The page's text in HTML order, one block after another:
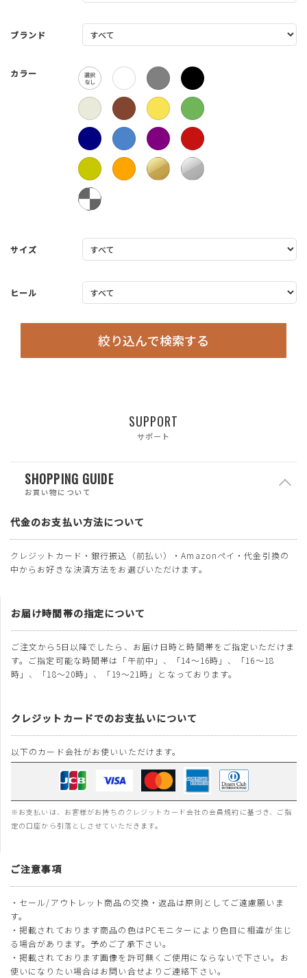
ブランド
カラー
サイズ
ヒール
絞り込んで検索する
SUPPORT
サポート
SHOPPING GUIDE
お買い物について
代金のお支払い方法について
クレジットカード・銀行振込（前払い）・Amazonペイ・代金引換の
中からお好きな決済方法をお選びいただけます。
お届け時間帯の指定について
ご注文から5日以降でしたら、お届け日時と時間帯をご指定いただけま
す。ご指定可能な時間帯は「午前中」、「14～16時」、「16～18
時」、「18～20時」、「19～21時」となっております。
クレジットカードでのお支払いについて
以下のカード会社がお使いいただけます。
※お支払いは、お客様がお持ちのクレジットカード会社の会員規約に基づき、ご指
定の口座から引落としさせていただきます。
ご注意事項
・セール/アウトレット商品の交換・返品は原則としてご遠慮願いま
す。
・掲載されております商品の色はPCモニターにより色目に相違が生じ
る場合があります。予めご了承下さい。
・掲載されております画像を許可無くご使用にならないで下さい。お
使いになりたい場合はお問い合せよりご連絡下さい。